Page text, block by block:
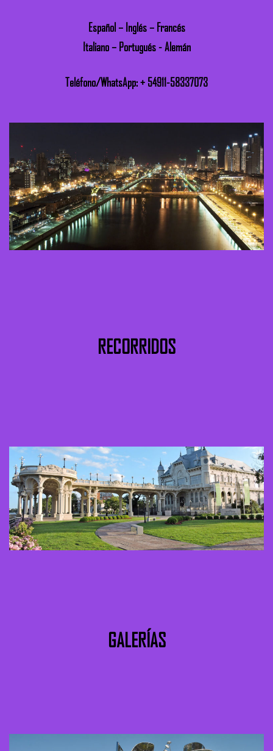
Español – Inglés – Francés
Italiano – Portugués - Alemán
Teléfono/WhatsApp: + 54911-58337073
RECORRIDOS
GALERÍAS